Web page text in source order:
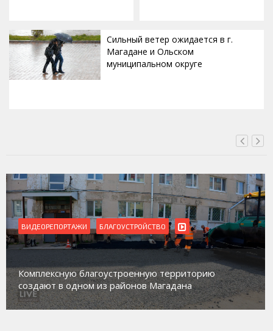
Сильный ветер ожидается в г.
Магадане и Ольском
муниципальном округе
ВИДЕОРЕПОРТАЖИ
Магадан присоединился к пилотному проекту по
работе с несовершеннолетними из групп
социального риска «Переправа»